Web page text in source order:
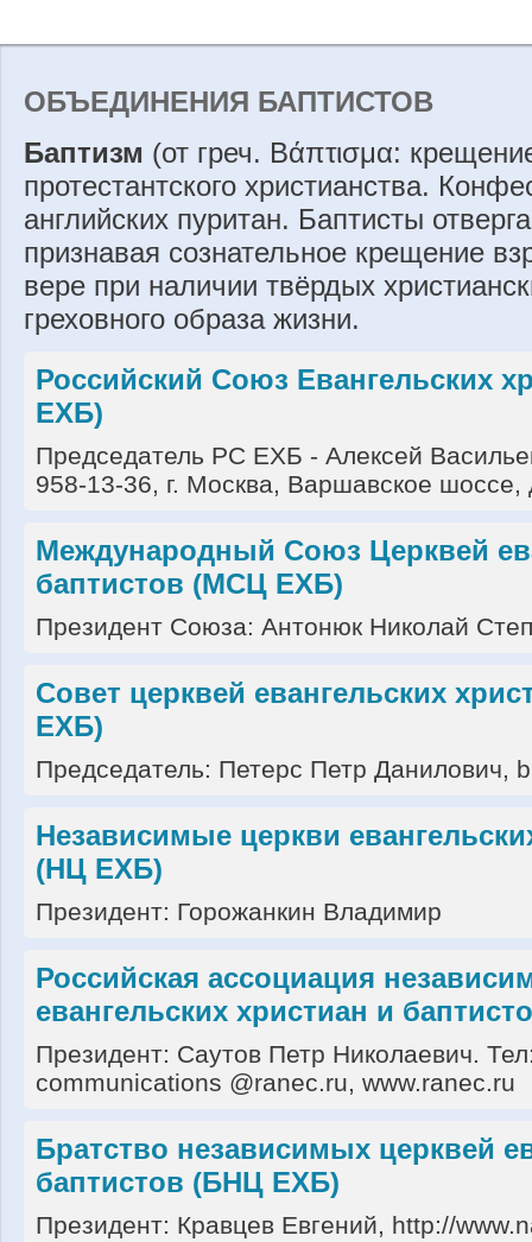
ОБЪЕДИНЕНИЯ БАПТИСТОВ
Баптизм (от греч. Βάπτισμα:
протестантского христианства.
английских пуритан. Баптисты
признавая сознательное крещение
вере при наличии твёрдых
греховного образа жизни.
Российский Союз Евангельских
ЕХБ)
Председатель РС ЕХБ - Алексей
958-13-36, г. Москва, Варшавское
Международный Союз Церквей
баптистов (МСЦ ЕХБ)
Президент Союза: Антонюк Николай
Совет церквей евангельских
ЕХБ)
Председатель: Петерс Петр Данилович,
Независимые церкви
(НЦ ЕХБ)
Президент: Горожанкин Владимир
Российская ассоциация
евангельских христиан и
Президент: Саутов Петр Николаевич.
communications @ranec.ru, www.ranec.ru
Братство независимых церквей
баптистов (БНЦ ЕХБ)
Президент: Кравцев Евгений, http://